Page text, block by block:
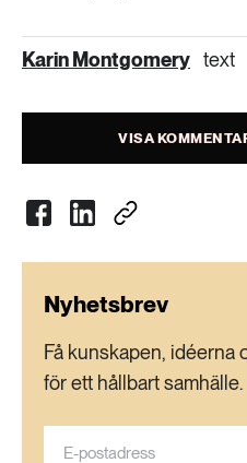
Karin Montgomery text
VISA
Nyhetsbrev
Få kunskapen, idéerna
för ett hållbart samhälle.